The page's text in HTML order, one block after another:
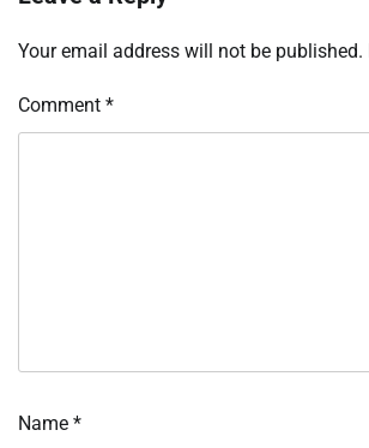
Your email address will not be published.
Comment *
Name *